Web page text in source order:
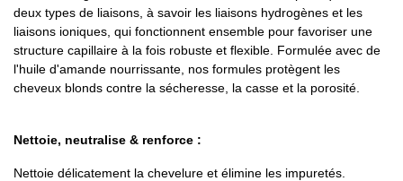
deux types de liaisons, à savoir les liaisons hydrogènes et les
liaisons ioniques, qui fonctionnent ensemble pour favoriser une
structure capillaire à la fois robuste et flexible. Formulée avec de
l'huile d'amande nourrissante, nos formules protègent les
cheveux blonds contre la sécheresse, la casse et la porosité.
Nettoie, neutralise & renforce :
Nettoie délicatement la chevelure et élimine les impuretés.